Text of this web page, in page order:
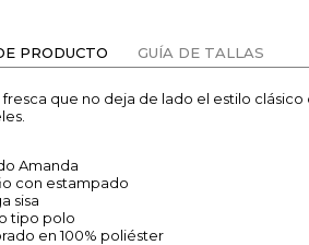
PRODUCTO GUÍA DE TALLAS
que no deja de lado el estilo
Amanda
con estampado
sisa
tipo polo
en 100% poliéster